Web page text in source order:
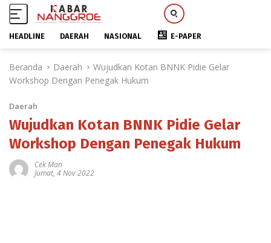
HEADLINE DAERAH NASIONAL E-PAPER
Beranda Daerah
Wujudkan Kotan BNNK Pidie Gelar
Workshop Dengan Penegak Hukum
Daerah
Wujudkan Kotan BNNK Pidie Gelar
Workshop Dengan Penegak Hukum
Cek Man
Jumat, 4 Nov 2022